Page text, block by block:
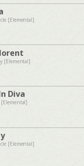
[Elemental]
[Elemental]
Diva
[Elemental]
[Elemental]